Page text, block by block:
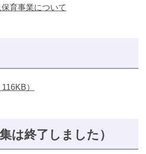
育事業について
）
は終了しました）